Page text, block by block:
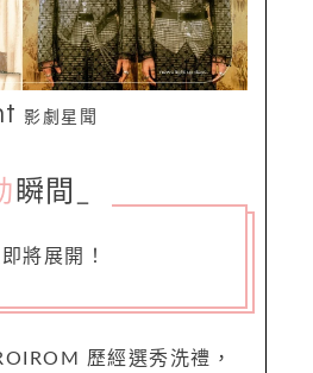
影劇星聞
瞬間
將展開！
歷經選秀洗禮，